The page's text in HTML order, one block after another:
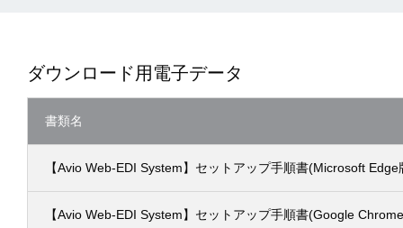
ダウンロード用電子データ
書類名
【Avio Web-EDI System】セットアップ手順書(Microsoft Edge
【Avio Web-EDI System】セットアップ手順書(Google